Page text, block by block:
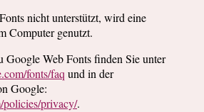
nicht unterstützt, wird eine
Computer genutzt.
Google Web Fonts finden Sie unter
fonts/faq und in der
Google:
privacy/.